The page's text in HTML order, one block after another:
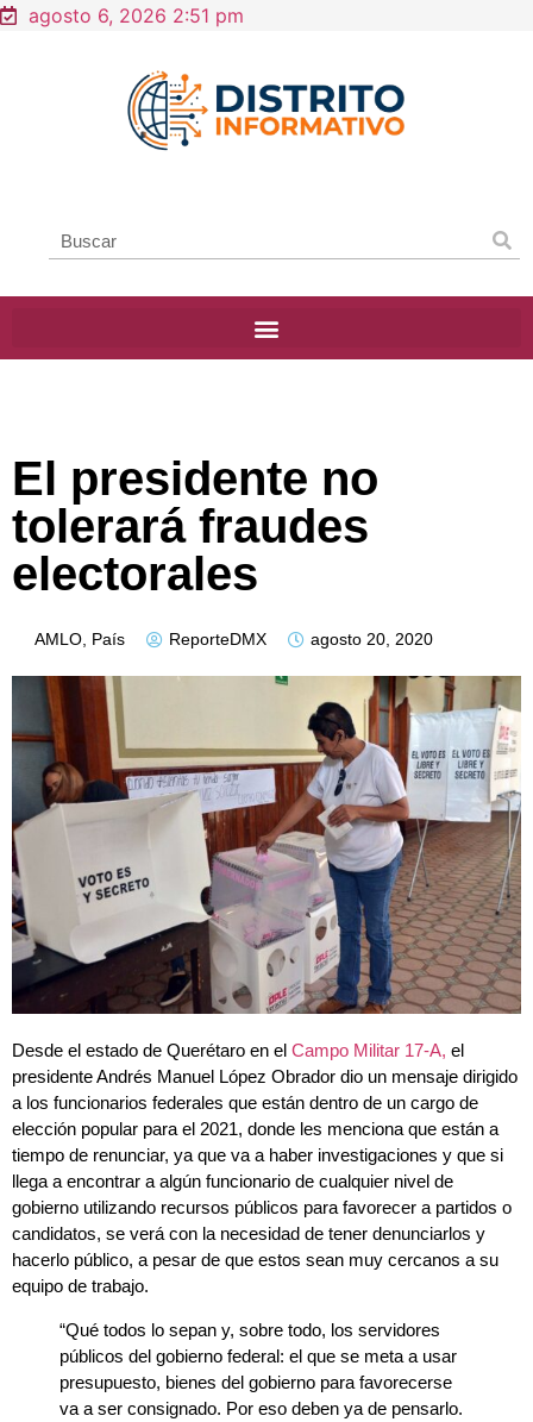
agosto 6, 2026 2:51 pm
El presidente no
tolerará fraudes
electorales
AMLO País ReporteDMX agosto 20, 2020
Desde el estado de Querétaro en el Campo Militar 17-A, el
presidente Andrés Manuel López Obrador dio un mensaje dirigido
a los funcionarios federales que están dentro de un cargo de
elección popular para el 2021, donde les menciona que están a
tiempo de renunciar, ya que va a haber investigaciones y que si
llega a encontrar a algún funcionario de cualquier nivel de
gobierno utilizando recursos públicos para favorecer a partidos o
candidatos, se verá con la necesidad de tener denunciarlos y
hacerlo público, a pesar de que estos sean muy cercanos a su
equipo de trabajo.
“Qué todos lo sepan y, sobre todo, los servidores
públicos del gobierno federal: el que se meta a usar
presupuesto, bienes del gobierno para favorecerse
va a ser consignado. Por eso deben ya de pensarlo.